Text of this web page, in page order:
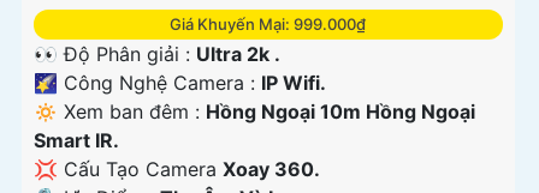
Giá Khuyến Mại: 999.000₫
👀 Độ Phân giải : Ultra 2k .
🌠 Công Nghệ Camera : IP Wifi.
🔅 Xem ban đêm : Hồng Ngoại 10m Hồng Ngoại
Smart IR.
💢 Cấu Tạo Camera Xoay 360.